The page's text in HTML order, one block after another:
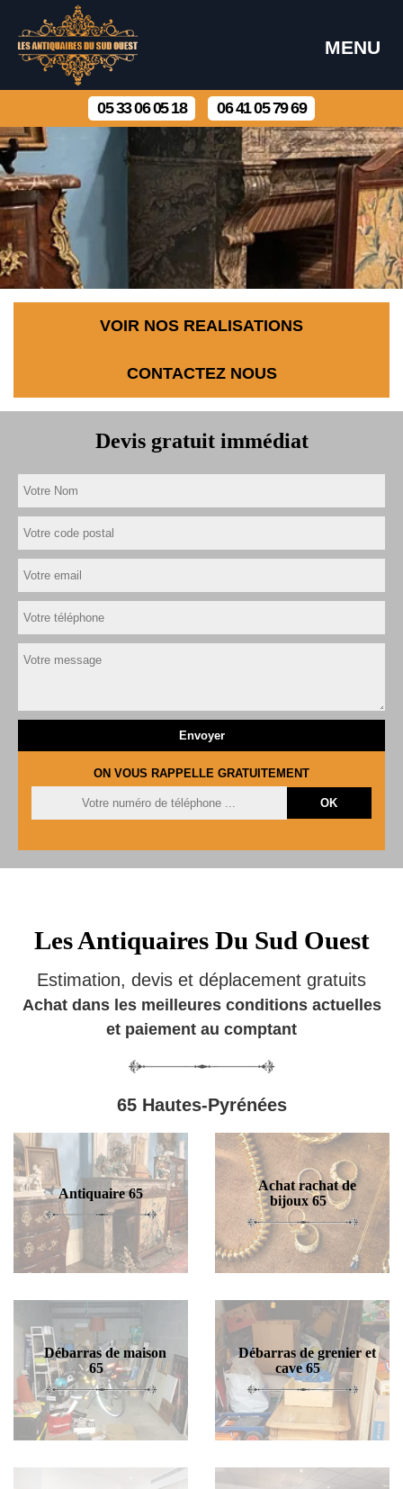
MENU
05 33 06 05 18 06 41 05 79 69
VOIR NOS REALISATIONS
CONTACTEZ NOUS
Devis gratuit immédiat
ON VOUS RAPPELLE GRATUITEMENT
Les Antiquaires Du Sud Ouest
Estimation, devis et déplacement gratuits
Achat dans les meilleures conditions actuelles
et paiement au comptant
65 Hautes-Pyrénées
Antiquaire 65
Achat rachat de
bijoux 65
Débarras de maison
65
Débarras de grenier et
cave 65